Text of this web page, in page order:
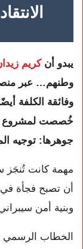
يبدو أنكريم
وطنهم… عبر منصة
وفائقة الكلفة
خُصصت لمشروع
جوهرها: توجيه
مهمة كانت تُنجَز
أن تصبح فجأة
وبنية أمن
الخطاب الرسمي